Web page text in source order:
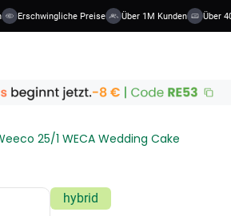
Erschwingliche Preise Über 1M Kunden Über
25/1 WECA Wedding Cake
hybrid